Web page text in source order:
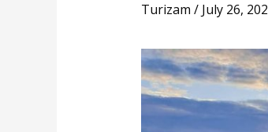
Turizam / July 26,